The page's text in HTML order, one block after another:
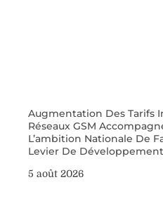
Augmentation Des Tarifs
Réseaux GSM
L’ambition Nationale De
Levier De
5 août 2026